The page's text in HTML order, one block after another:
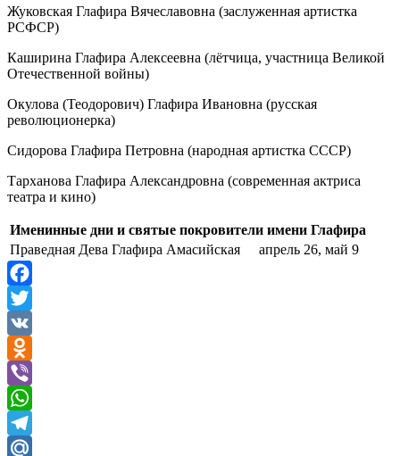
Жуковская Глафира Вячеславовна (заслуженная артистка
РСФСР)
Каширина Глафира Алексеевна (лётчица, участница Великой
Отечественной войны)
Окулова (Теодорович) Глафира Ивановна (русская
революционерка)
Сидорова Глафира Петровна (народная артистка СССР)
Тарханова Глафира Александровна (современная актриса
театра и кино)
Именинные дни и святые покровители имени Глафира
Праведная Дева Глафира Амасийская
апрель 26, май 9
Facebook
Twitter
VK
Odnoklassniki
Viber
WhatsApp
Telegram